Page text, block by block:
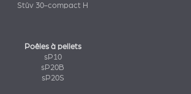
Stûv 30-compact H
Poêles à pellets
sP10
sP20B
sP20S